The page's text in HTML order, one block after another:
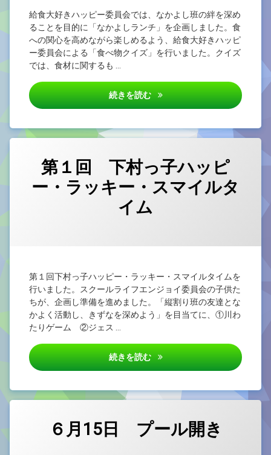
給食大好きハッピー委員会では、なかよし班の絆を深め
ることを目的に「なかよしランチ」を企画しました。食
への関心を高めながら楽しめるよう、給食大好きハッピ
ー委員会による「食べ物クイズ」を行いました。クイズ
では、食材に関するも …
続きを読む なかよしランチ
第１回 下村っ子ハッピ
ー・ラッキー・スマイルタ
イム
第１回下村っ子ハッピー・ラッキー・スマイルタイムを
行いました。スクールライフエンジョイ委員会の子供た
ちが、企画し準備を進めました。「縦割り班の友達とな
かよく活動し、きずなを深めよう」を目当てに、①川わ
たりゲーム ②ジェス …
続きを読む 第１回 下村っ子ハッピー・
６月15日 プール開き